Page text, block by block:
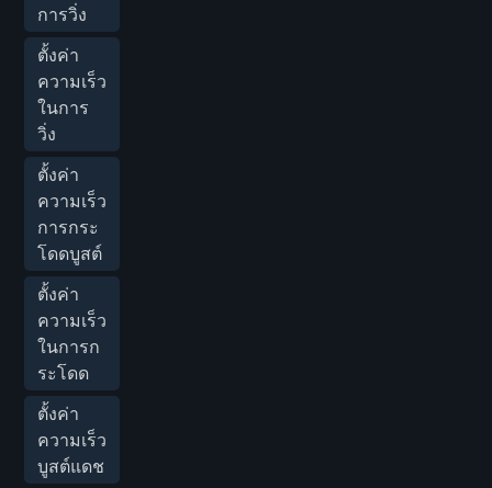
การวิ่ง
ตั้งค่า
ความเร็ว
ในการ
วิ่ง
ตั้งค่า
ความเร็ว
การกระ
โดดบูสต์
ตั้งค่า
ความเร็ว
ในการก
ระโดด
ตั้งค่า
ความเร็ว
บูสต์แดช